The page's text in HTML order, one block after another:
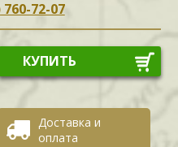
760-72-07
КУПИТЬ
Доставка и
оплата